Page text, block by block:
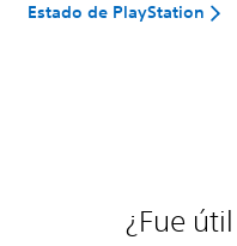
Estado de PlayStation
¿Fue